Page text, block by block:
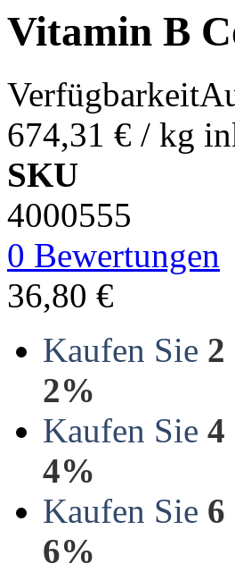
Vitamin B
Verfügbarkeit
674,31 € / kg
SKU
4000555
0 Bewertungen
36,80 €
Kaufen Sie 2
2%
Kaufen Sie 4
4%
Kaufen Sie 6
6%